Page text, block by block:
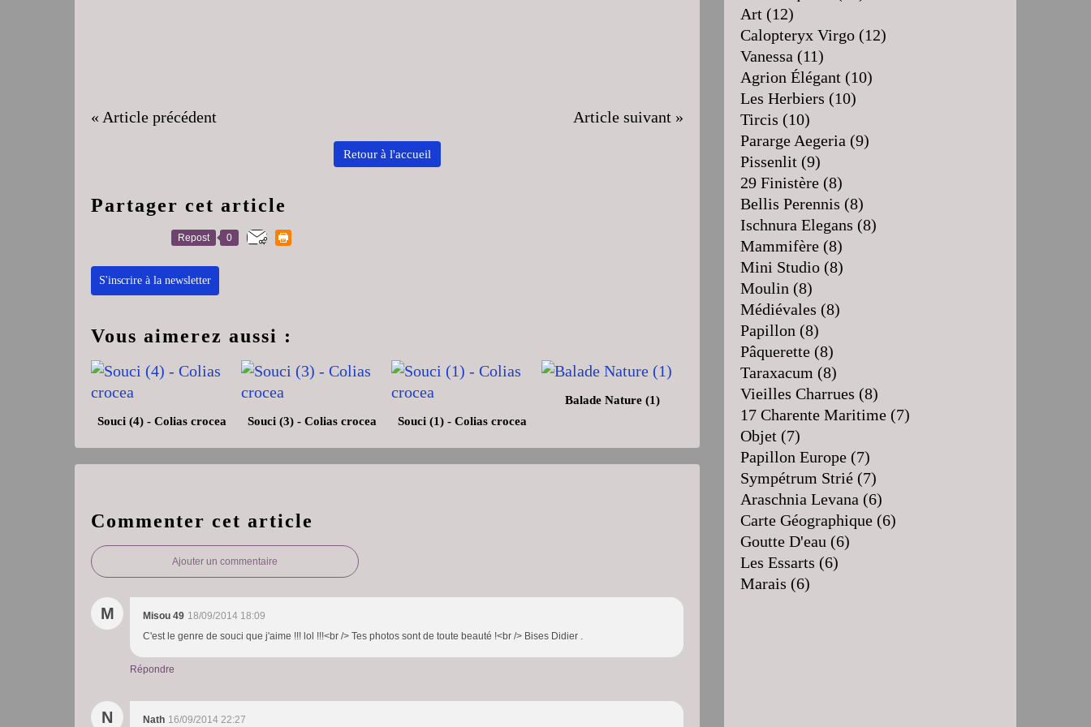
« Article précédent Article suivant »
Retour à l'accueil
Partager cet article
Repost 0
S'inscrire à la newsletter
Vous aimerez aussi :
Souci (4) - Colias crocea Souci (3) - Colias crocea Souci (1) - Colias crocea
Balade Nature (1)
Commenter cet article
Ajouter un commentaire
M Misou 49 18/09/2014 18:09
C'est le genre de souci que j'aime !!! lol !!!<br /> Tes photos sont de toute beauté !<br /> Bises Didier .
Répondre
N Nath 16/09/2014 22:27
Art (12)
Calopteryx Virgo (12)
Vanessa (11)
Agrion Élégant (10)
Les Herbiers (10)
Tircis (10)
Pararge Aegeria (9)
Pissenlit (9)
29 Finistère (8)
Bellis Perennis (8)
Ischnura Elegans (8)
Mammifère (8)
Mini Studio (8)
Moulin (8)
Médiévales (8)
Papillon (8)
Pâquerette (8)
Taraxacum (8)
Vieilles Charrues (8)
17 Charente Maritime (7)
Objet (7)
Papillon Europe (7)
Sympétrum Strié (7)
Araschnia Levana (6)
Carte Géographique (6)
Goutte D'eau (6)
Les Essarts (6)
Marais (6)